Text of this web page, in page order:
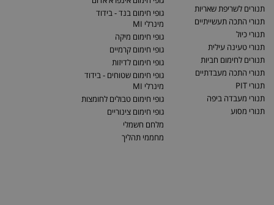
תנורים לשריפת שאריות
תנורי התכה תעשייתיים
תנורי כיול
תנורי טעינה עילית
תנורים לחימום חביות
תנורי התכה מעבדתיים
תנורי PIT
תנורי מעבדה ביפה
תנורי מסוע
גופי חימום בנד - בידוד
מינרלי MI
גופי חימום מיקה
גופי חימום קרמיים
גופי חימום לדיזות
גופי חימום שטוחים - בידוד
מינרלי MI
גופי חימום טבולים לחומצות
גופי חימום צינוריים
מלחם חשמלי
מחממי תהליך